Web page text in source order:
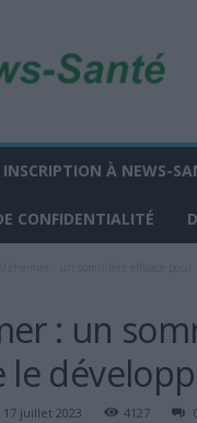
INSCRIPTION À NEWS-
CONFIDENTIALITÉ
: un
le
17 juillet 2023 4127